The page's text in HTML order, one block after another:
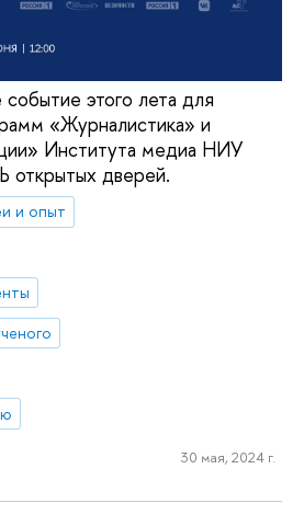
этого лета для
«Журналистика» и
Института медиа НИУ
дверей.
и опыт
30 мая, 2024 г.